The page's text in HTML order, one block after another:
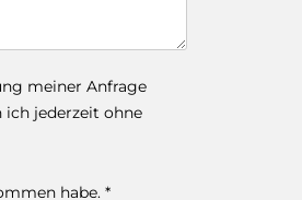
meiner Anfrage
jederzeit ohne
habe. *